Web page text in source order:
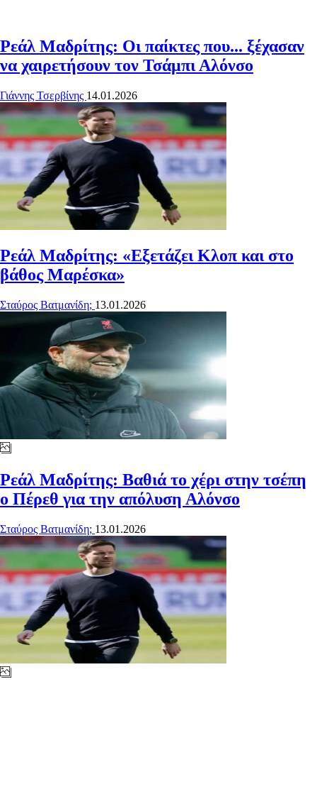
Ρεάλ Μαδρίτης: Οι παίκτες που... ξέχασαν
να χαιρετήσουν τον Τσάμπι Αλόνσο
Γιάννης Τσερβίνης 14.01.2026
Ρεάλ Μαδρίτης: «Εξετάζει Κλοπ και στο
βάθος Μαρέσκα»
Σταύρος Βατμανίδη; 13.01.2026
Ρεάλ Μαδρίτης: Βαθιά το χέρι στην τσέπη
ο Πέρεθ για την απόλυση Αλόνσο
Σταύρος Βατμανίδη; 13.01.2026